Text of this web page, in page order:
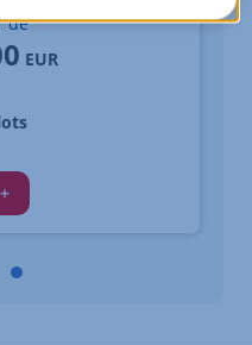
: Biens similaires à la
: Biens similaires à la
Carousel : Biens similaires à
de
EUR